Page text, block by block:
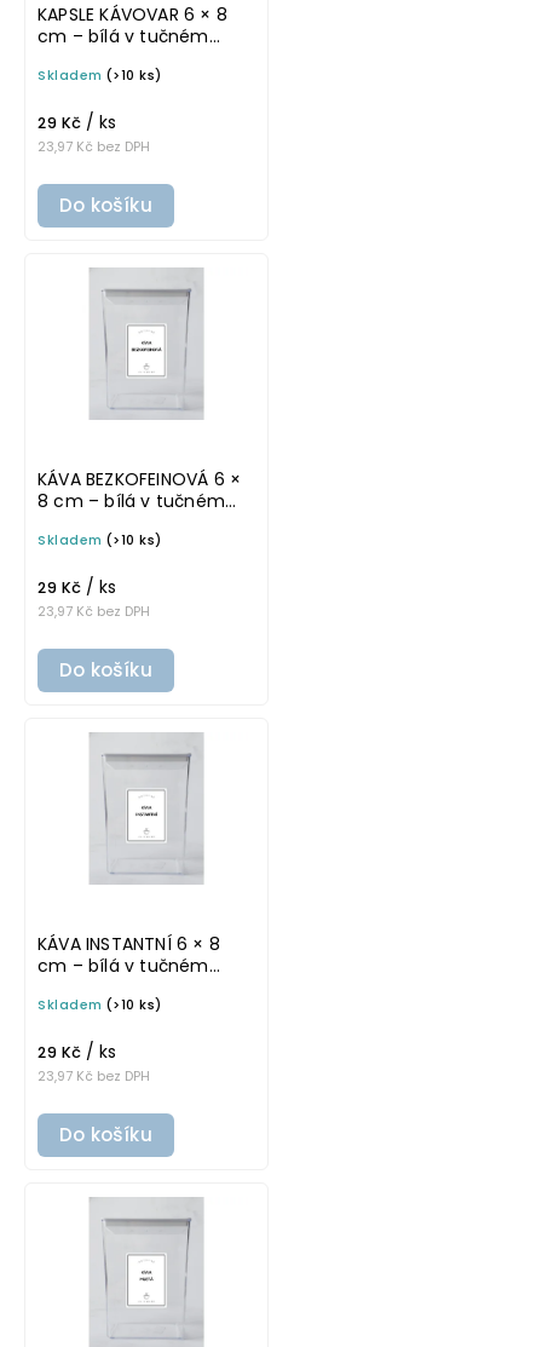
KAPSLE KÁVOVAR 6 × 8
cm – bílá v tučném
samolepka na
Skladem (>10 ks)
23,97 Kč bez DPH
29 Kč / ks
Do košíku
KÁVA BEZKOFEINOVÁ 6 ×
8 cm – bílá v tučném
samolepka na
Skladem (>10 ks)
23,97 Kč bez DPH
29 Kč / ks
Do košíku
KÁVA INSTANTNÍ 6 × 8
cm – bílá v tučném
samolepka na
Skladem (>10 ks)
23,97 Kč bez DPH
29 Kč / ks
Do košíku